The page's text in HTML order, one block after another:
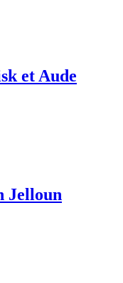
et Aude
Jelloun